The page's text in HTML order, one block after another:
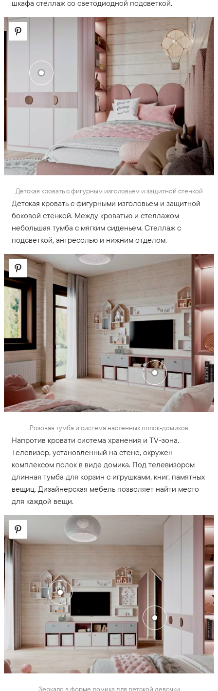
шкафа стеллаж со светодиодной подсветкой.
Детская кровать с фигурным изголовьем и защитной стенкой
Детская кровать с фигурными изголовьем и защитной
боковой стенкой. Между кроватью и стеллажом
небольшая тумба с мягким сиденьем. Стеллаж с
подсветкой, антресолью и нижним отделом.
Розовая тумба и система настенных полок-домиков
Напротив кровати система хранения и TV-зона.
Телевизор, установленный на стене, окружен
комплексом полок в виде домика. Под телевизором
длинная тумба для корзин с игрушками, книг, памятных
вещиц. Дизайнерская мебель позволяет найти место
для каждой вещи.
Зеркало в форме домика для детской девочки